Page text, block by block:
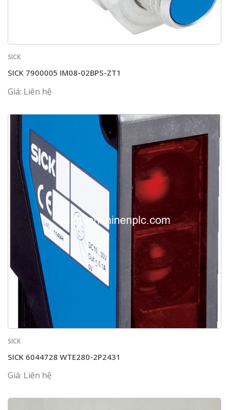
SICK
SICK 7900005 IM08-02BPS-ZT1
Giá: Liên hệ
SICK
SICK 6044728 WTE280-2P2431
Giá: Liên hệ